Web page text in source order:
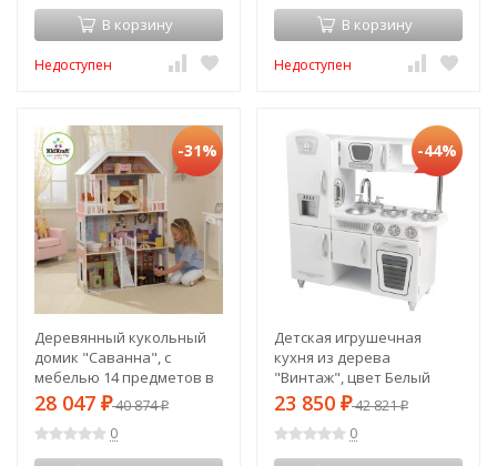
В корзину
Недоступен
В корзину
Недоступен
-31%
Деревянный кукольный
домик "Саванна", с
мебелью 14 предметов в
наборе, для кукол 30 см
(65023_KE)
28 047 ₽40 874₽
0
-44%
Детская игрушечная
кухня из дерева
"Винтаж", цвет Белый
(White Vintage Kitchen)
(53208_KE)
23 850 ₽42 821₽
0